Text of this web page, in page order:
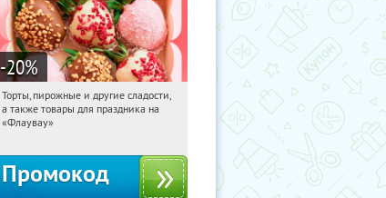
-20%
00:03:50 Получили:
Россия
Торты, пирожные и другие сладости,
а также товары для праздника на
«Флаувау»
Промокод